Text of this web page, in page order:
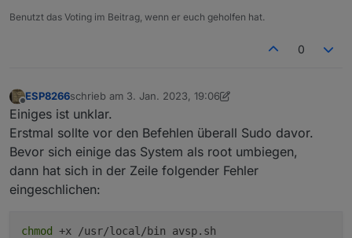
Benutzt das Voting im Beitrag, wenn er euch geholfen hat.
0
Offline
ESP8266schrieb am 3. Jan. 2023, 19:06
zuletzt editiert von ESP82661. März 2023, 20:29
Einiges ist unklar.
Erstmal sollte vor den Befehlen überall Sudo davor.
Bevor sich einige das System als root umbiegen,
dann hat sich in der Zeile folgender Fehler
eingeschlichen:
chmod +x /usr/local/bin avsp.sh